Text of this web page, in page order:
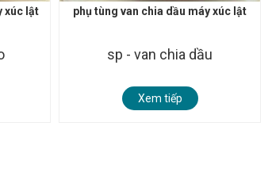
xúc lật phụ tùng van chia dầu máy xúc lật
sp - van chia dầu
Xem tiếp